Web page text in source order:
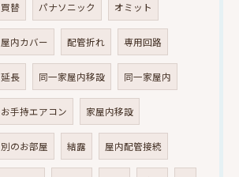
買替 パナソニック オミット
屋内カバー 配管折れ 専用回路
延長 同一家屋内移設 同一家屋内
お手持エアコン 家屋内移設
別のお部屋 結露 屋内配管接続